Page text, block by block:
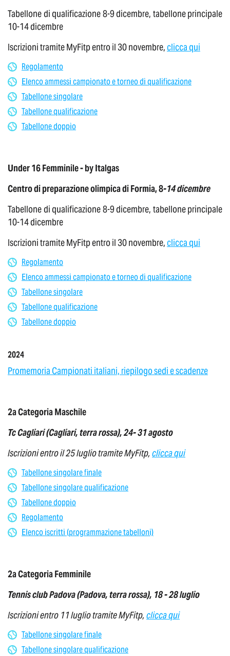
Tabellone di qualificazione 8-9 dicembre, tabellone principale
10-14 dicembre
Iscrizioni tramite MyFitp entro il 30 novembre,clicca qui
Regolamento
Elenco ammessi campionato e torneo di qualificazione
Tabellone singolare
Tabellone qualificazione
Tabellone doppio
Under 16 Femminile - by Italgas
Centro di preparazione olimpica di Formia, 8-14 dicembre
Tabellone di qualificazione 8-9 dicembre, tabellone principale
10-14 dicembre
Iscrizioni tramite MyFitp entro il 30 novembre,clicca qui
Regolamento
Elenco ammessi campionato e torneo di qualificazione
Tabellone singolare
Tabellone qualificazione
Tabellone doppio
2024
Promemoria Campionati italiani, riepilogo sedi e scadenze
2a Categoria Maschile
Tc Cagliari (Cagliari, terra rossa), 24- 31 agosto
Iscrizioni entro il 25 luglio tramite MyFitp, clicca qui
Tabellone singolare finale
Tabellone singolare qualificazione
Tabellone doppio
Regolamento
Elenco iscritti (programmazione tabelloni)
2a Categoria Femminile
Tennis club Padova (Padova, terra rossa), 18 - 28 luglio
Iscrizioni entro 11 luglio tramite MyFitp, clicca qui
Tabellone singolare finale
Tabellone singolare qualificazione